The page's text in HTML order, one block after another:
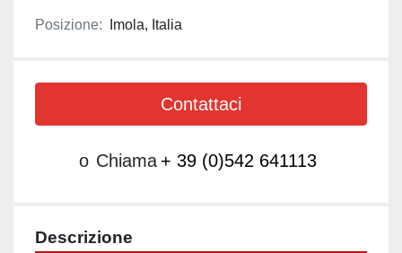
Posizione: Imola, Italia
Contattaci
o Chiama + 39 (0)542 641113
Descrizione